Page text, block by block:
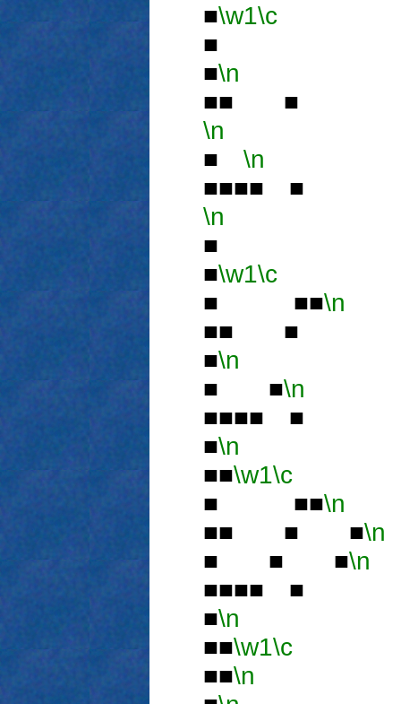
■\w1\c
■
■\n
■■ ■
\n
■ \n
■■■■ ■
\n
■
■\w1\c
■ ■■\n
■■ ■
■\n
■ ■\n
■■■■ ■
■\n
■■\w1\c
■ ■■\n
■■ ■ ■\n
■ ■ ■\n
■■■■ ■
■\n
■■\w1\c
■■\n